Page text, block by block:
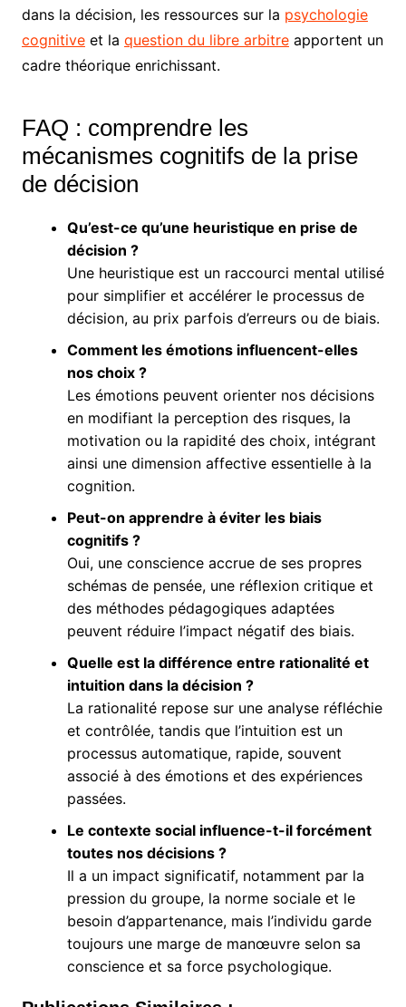
dans la décision, les ressources sur la psychologie
cognitiveet la question du libre arbitreapportent un
cadre théorique enrichissant.
FAQ : comprendre les
mécanismes cognitifs de la prise
de décision
Qu’est-ce qu’une heuristique en prise de
décision ?
Une heuristique est un raccourci mental utilisé
pour simplifier et accélérer le processus de
décision, au prix parfois d’erreurs ou de biais.
Comment les émotions influencent-elles
nos choix ?
Les émotions peuvent orienter nos décisions
en modifiant la perception des risques, la
motivation ou la rapidité des choix, intégrant
ainsi une dimension affective essentielle à la
cognition.
Peut-on apprendre à éviter les biais
cognitifs ?
Oui, une conscience accrue de ses propres
schémas de pensée, une réflexion critique et
des méthodes pédagogiques adaptées
peuvent réduire l’impact négatif des biais.
Quelle est la différence entre rationalité et
intuition dans la décision ?
La rationalité repose sur une analyse réfléchie
et contrôlée, tandis que l’intuition est un
processus automatique, rapide, souvent
associé à des émotions et des expériences
passées.
Le contexte social influence-t-il forcément
toutes nos décisions ?
Il a un impact significatif, notamment par la
pression du groupe, la norme sociale et le
besoin d’appartenance, mais l’individu garde
toujours une marge de manœuvre selon sa
conscience et sa force psychologique.